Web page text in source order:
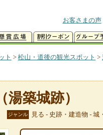
お客さまの声
ト > 松山・道後の観光スポット >
湯築城跡）
ジャンル 見る - 史跡・建造物 - 城